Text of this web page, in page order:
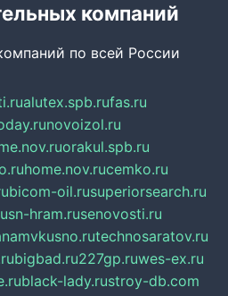
компаний
по всей России
alutex.spb.rufas.ru
novoizol.ru
orakul.spb.ru
home.nov.rucemko.ru
bicom-oil.rusuperiorsearch.ru
sn-hram.rusenovosti.ru
technosaratov.ru
bigbad.ru227gp.ruwes-ex.ru
black-lady.rustroy-db.com